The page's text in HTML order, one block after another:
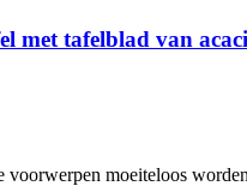
tafelblad van
moeiteloos